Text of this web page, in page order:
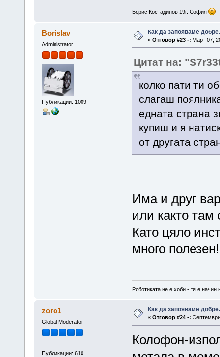
Борис Костадинов 19г. София
Borislav
Administrator
Публикации: 1009
Как да запояваме добре.
« Отговор #23 -: Март 07,
Цитат на:
колко пати ти
слагаш
едната страна
купиш и я
от другата
Има и друг
или както там
Като цяло
много
Роботиката не е хоби - тя е начин
zoro1
Global Moderator
Публикации: 610
Как да запояваме добре.
« Отговор #24 -:
Колофон-